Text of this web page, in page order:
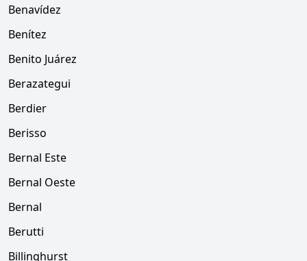
Benavídez
Benítez
Benito Juárez
Berazategui
Berdier
Berisso
Bernal Este
Bernal Oeste
Bernal
Berutti
Billinghurst